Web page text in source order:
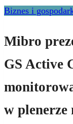
Biznes i
Mibro
GS Active
w plenerze